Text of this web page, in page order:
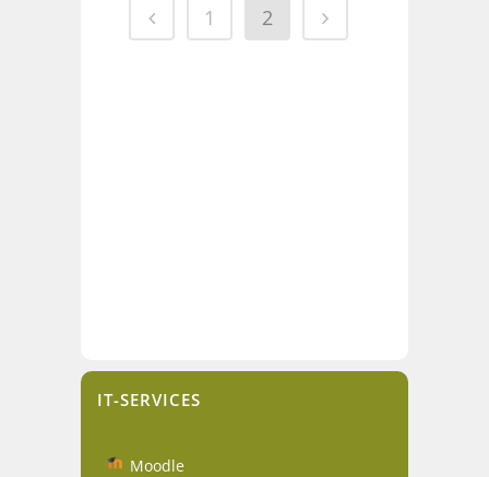
1 2
IT-SERVICES
Moodle